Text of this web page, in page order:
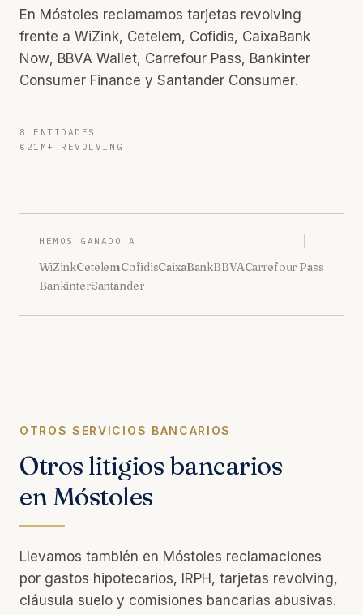
En Móstoles reclamamos tarjetas revolving
frente a WiZink, Cetelem, Cofidis, CaixaBank
Now, BBVA Wallet, Carrefour Pass, Bankinter
Consumer Finance y Santander Consumer.
8 ENTIDADES
€21M+ REVOLVING
HEMOS GANADO A
WiZinkCetelemCofidisCaixaBankBBVACarrefour Pass
BankinterSantander
OTROS SERVICIOS BANCARIOS
Otros litigios bancarios
en Móstoles
Llevamos también en Móstoles reclamaciones
por gastos hipotecarios, IRPH, tarjetas revolving,
cláusula suelo y comisiones bancarias abusivas.